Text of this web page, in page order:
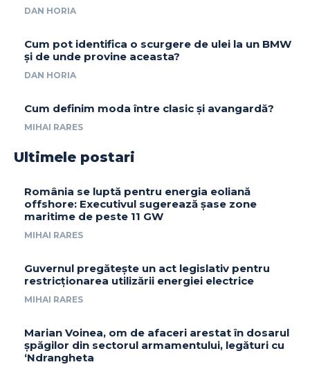
DAN HORIA
Cum pot identifica o scurgere de ulei la un BMW
și de unde provine aceasta?
DAN HORIA
Cum definim moda între clasic și avangardă?
MIHAI RARES
Ultimele postari
România se luptă pentru energia eoliană
offshore: Executivul sugerează șase zone
maritime de peste 11 GW
MIHAI RARES
Guvernul pregătește un act legislativ pentru
restricționarea utilizării energiei electrice
MIHAI RARES
Marian Voinea, om de afaceri arestat în dosarul
șpăgilor din sectorul armamentului, legături cu
‘Ndrangheta